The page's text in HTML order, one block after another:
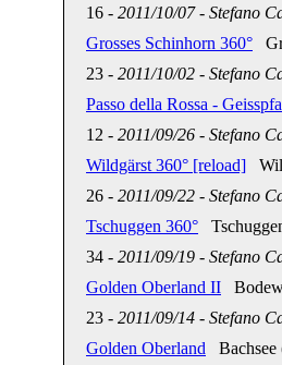
16 - 2011/10/07- Stefano
Grosses Schinhorn 360°
23 - 2011/10/02 - Stefano
Passo della Rossa -
12 - 2011/09/26 - Stefano
Wildgärst 360° [reload]
26 - 2011/09/22 - Stefano
Tschuggen 360°
34 - 2011/09/19 - Stefano
Golden Oberland II
23 - 2011/09/14 - Stefano
Golden Oberland Bachsee